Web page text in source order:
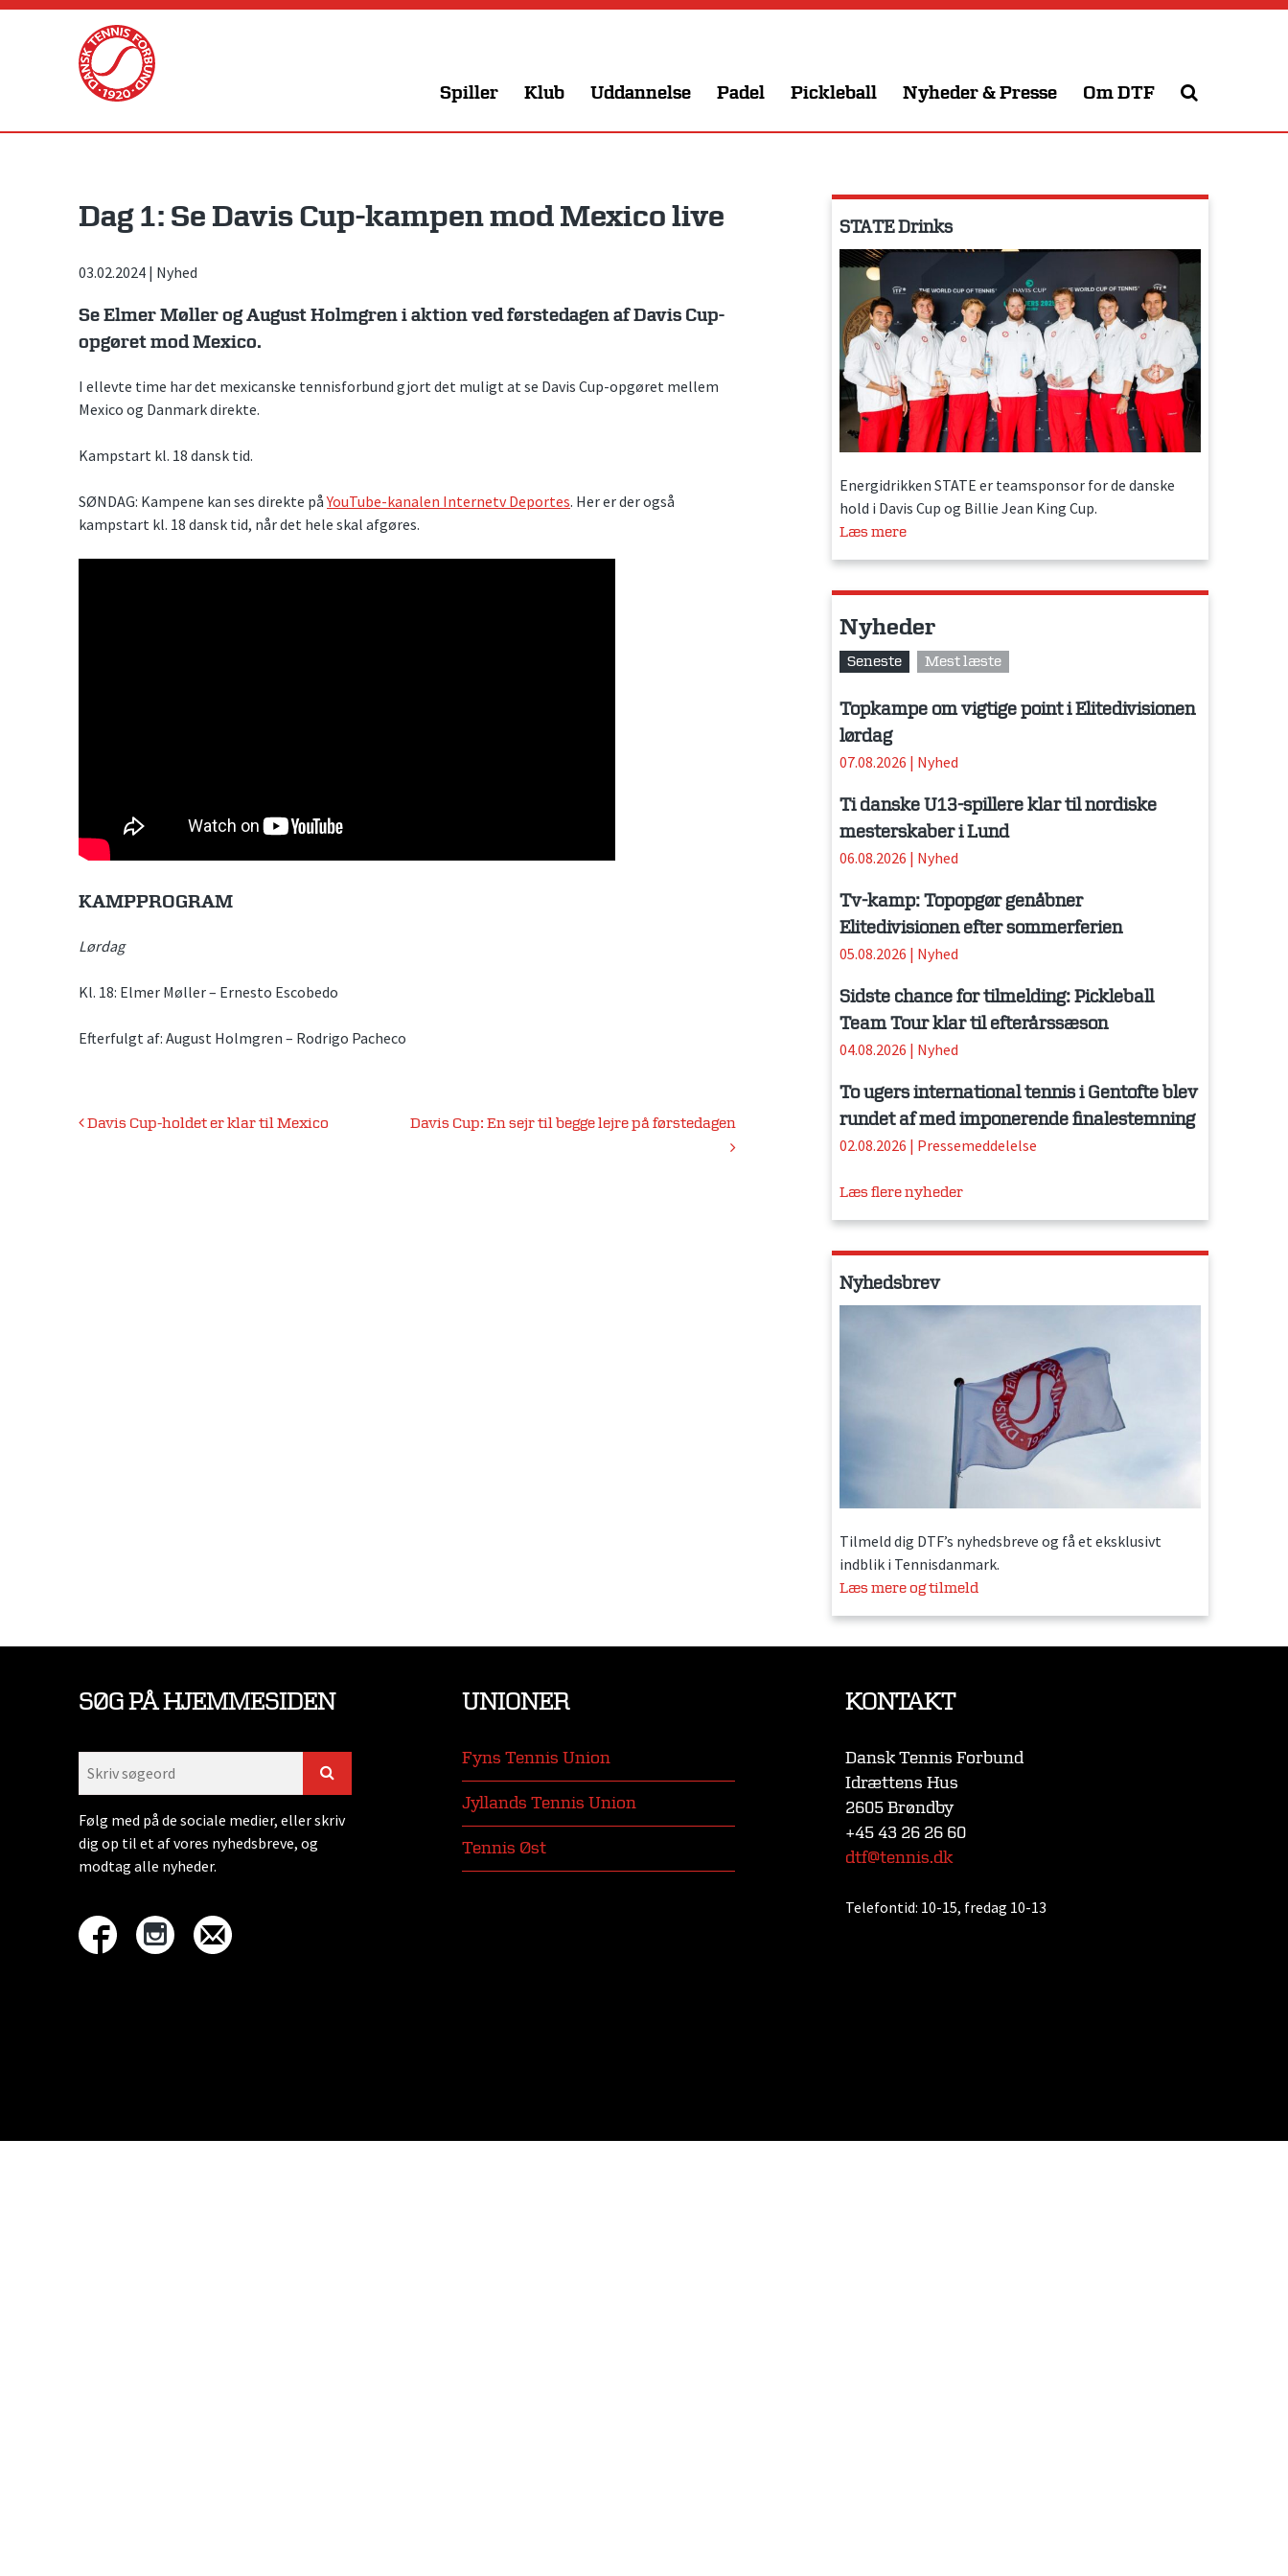
Skip
Spiller Klub Uddannelse Padel Pickleball Nyheder & Presse Om DTF
Dag 1: Se Davis Cup-kampen mod Mexico live
03.02.2024 | Nyhed
Se Elmer Møller og August Holmgren i aktion ved førstedagen af Davis Cup-
opgøret mod Mexico.
I ellevte time har det mexicanske tennisforbund gjort det muligt at se Davis Cup-opgøret mellem
Mexico og Danmark direkte.
Kampstart kl. 18 dansk tid.
SØNDAG: Kampene kan ses direkte påYouTube-kanalen Internetv Deportes. Her er der også
kampstart kl. 18 dansk tid, når det hele skal afgøres.
KAMPPROGRAM
Lørdag
Kl. 18: Elmer Møller – Ernesto Escobedo
Efterfulgt af: August Holmgren – Rodrigo Pacheco
Indlægsnavigation
Davis Cup-holdet er klar til Mexico Davis Cup: En sejr til begge lejre på førstedagen
STATE Drinks
Energidrikken STATE er teamsponsor for de danske
hold i Davis Cup og Billie Jean King Cup.
Læs mere
Nyheder
Seneste Mest læste
Topkampe om vigtige point i Elitedivisionen
lørdag
07.08.2026 | Nyhed
Ti danske U13-spillere klar til nordiske
mesterskaber i Lund
06.08.2026 | Nyhed
Tv-kamp: Topopgør genåbner
Elitedivisionen efter sommerferien
05.08.2026 | Nyhed
Sidste chance for tilmelding: Pickleball
Team Tour klar til efterårssæson
04.08.2026 | Nyhed
To ugers international tennis i Gentofte blev
rundet af med imponerende finalestemning
02.08.2026 | Pressemeddelelse
Læs flere nyheder
Nyhedsbrev
Tilmeld dig DTF’s nyhedsbreve og få et eksklusivt
indblik i Tennisdanmark.
Læs mere og tilmeld
SØG PÅ HJEMMESIDEN
Følg med på de sociale medier, eller skriv
dig op til et af vores nyhedsbreve, og
modtag alle nyheder.
UNIONER
Fyns Tennis Union
Jyllands Tennis Union
Tennis Øst
KONTAKT
Dansk Tennis Forbund
Idrættens Hus
2605 Brøndby
+45 43 26 26 60
dtf@tennis.dk
Telefontid: 10-15, fredag 10-13